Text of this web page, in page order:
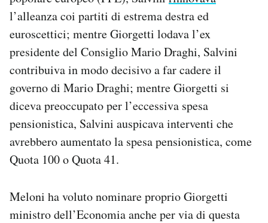
l’alleanza coi partiti di estrema destra ed
euroscettici; mentre Giorgetti lodava l’ex
presidente del Consiglio Mario Draghi, Salvini
contribuiva in modo decisivo a far cadere il
governo di Mario Draghi; mentre Giorgetti si
diceva preoccupato per l’eccessiva spesa
pensionistica, Salvini auspicava interventi che
avrebbero aumentato la spesa pensionistica, come
Quota 100 o Quota 41.
Meloni ha voluto nominare proprio Giorgetti
ministro dell’Economia anche per via di questa